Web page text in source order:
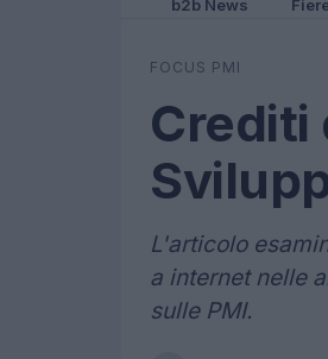
b2b News
FOCUS PMI
Crediti
L'articolo
a internet nelle
sulle PMI.